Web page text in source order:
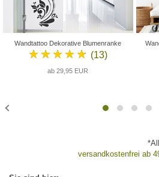
Wandtattoo Dekorative Blumenranke
★★★★★ (13)
ab 29,95 EUR
versandkostenfrei ab